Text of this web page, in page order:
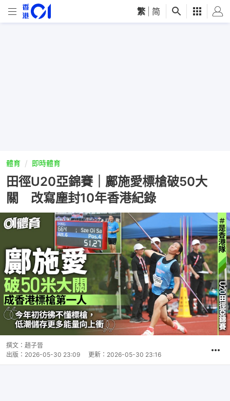
繁 简
體育 即時體育
田徑U20亞錦賽｜鄺施愛標槍破50大
關 改寫塵封10年香港紀錄
撰文： 趙子晉
出版： 2026-05-30 23:09 更新： 2026-05-30 23:16